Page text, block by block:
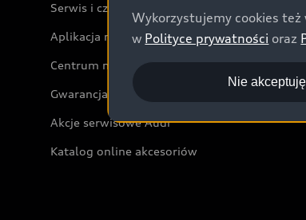
Serwis i części
Aplikacja myAudi i usługi cyfrowe
Centrum napraw powypadkowych
Gwarancja
Akcje serwisowe Audi
Katalog online akcesoriów
Wykorzystujemy cookies
w Polityce prywatności oraz
Nie akceptuję